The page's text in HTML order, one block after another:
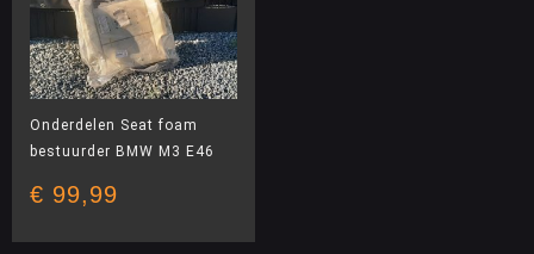
Onderdelen Seat foam
bestuurder BMW M3 E46
€ 99,99